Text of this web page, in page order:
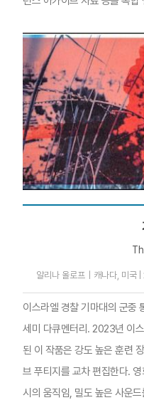
알리나 올로프｜캐나다, 미
이스라엘 경찰 기마대의 군중
세미 다큐멘터리. 2023년 이
된 이 작품은 강도 높은 훈련
브 푸티지를 교차 편집한다.
시의 움직임, 밀도 높은 사운